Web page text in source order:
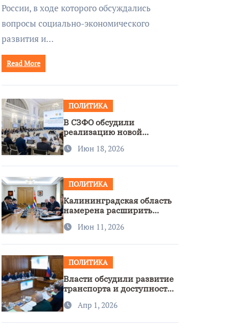
России, в ходе которого обсуждались
вопросы социально-экономического
развития и…
Read More
ПОЛИТИКА
В СЗФО обсудили
реализацию новой
Июн 18, 2026
ПОЛИТИКА
Калининградская область
намерена расширить
Узбекистаном
Июн 11, 2026
ПОЛИТИКА
Власти обсудили развитие
транспорта и доступность
Апр 1, 2026